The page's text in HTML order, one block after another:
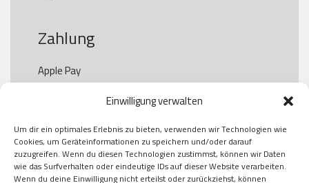
Einwilligung verwalten
Um dir ein optimales Erlebnis zu bieten, verwenden wir Technologien wie
Cookies, um Geräteinformationen zu speichern und/oder darauf
zuzugreifen. Wenn du diesen Technologien zustimmst, können wir Daten
wie das Surfverhalten oder eindeutige IDs auf dieser Website verarbeiten.
Wenn du deine Einwilligung nicht erteilst oder zurückziehst, können
Zahlung
Apple Pay
Paypal
Kauf auf Rechung
Klarna
American Express